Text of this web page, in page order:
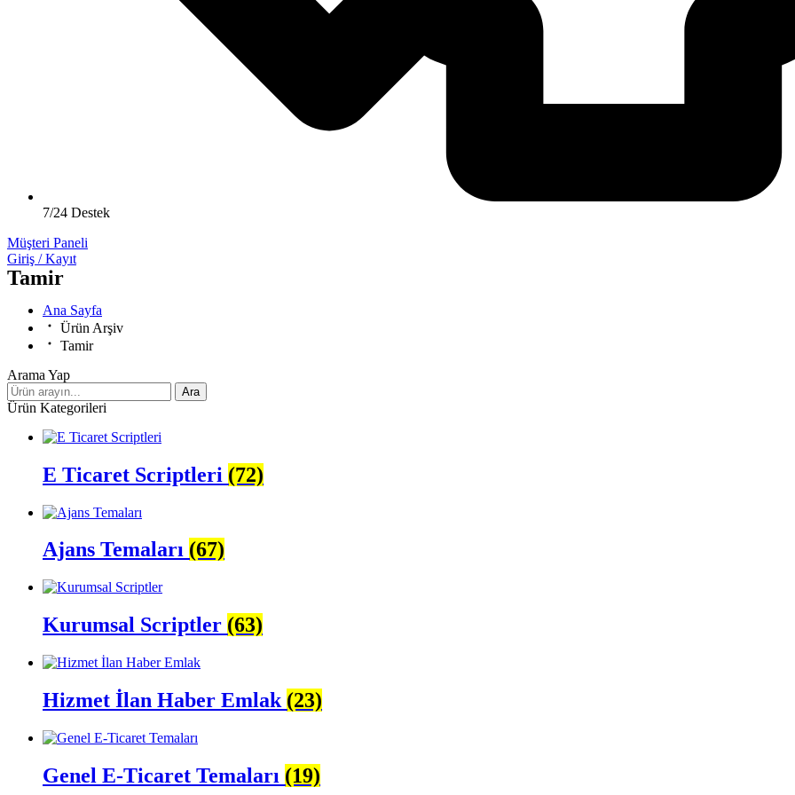
7/24 Destek
Müşteri Paneli
Giriş / Kayıt
Tamir
Ana Sayfa
Ürün Arşiv
Tamir
Arama Yap
Ara
Ürün Kategorileri
E Ticaret Scriptleri (72)
Ajans Temaları (67)
Kurumsal Scriptler (63)
Hizmet İlan Haber Emlak (23)
Genel E-Ticaret Temaları (19)